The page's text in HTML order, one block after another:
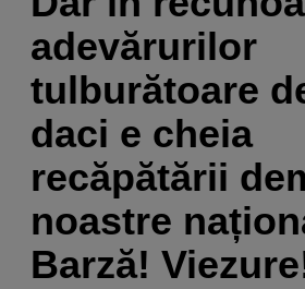
adevărurilor
tulburătoare
daci e cheia
recăpătării
noastre
Barză!